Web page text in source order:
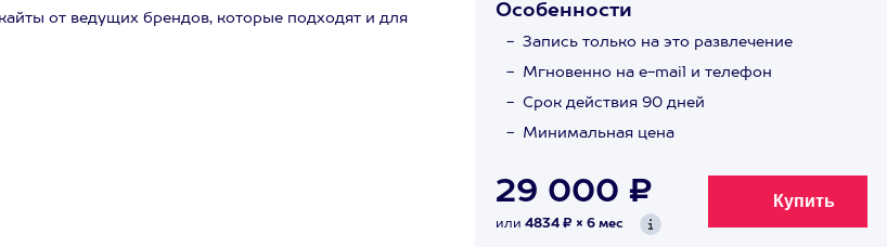
от ведущих брендов, которые подходят и для
Особенности
Запись только на это развлечение
Мгновенно на e-mail и телефон
Срок действия 90 дней
Минимальная цена
29 000 ₽
или 4834 ₽ × 6 мес